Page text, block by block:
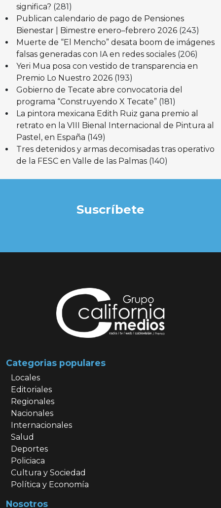
significa? (281)
Publican calendario de pago de Pensiones
Bienestar | Bimestre enero–febrero 2026 (243)
Muerte de “El Mencho” desata boom de imágenes
falsas generadas con IA en redes sociales (206)
Yeri Mua posa con vestido de transparencia en
Premio Lo Nuestro 2026 (193)
Gobierno de Tecate abre convocatoria del
programa “Construyendo X Tecate” (181)
La pintora mexicana Edith Ruiz gana premio al
retrato en la VIII Bienal Internacional de Pintura al
Pastel, en España (149)
Tres detenidos y armas decomisadas tras operativo
de la FESC en Valle de las Palmas (140)
Suscríbete
Categorias populares
Locales
Editoriales
Regionales
Nacionales
Internacionales
Salud
Deportes
Policiaca
Cultura y Sociedad
Política y Economía
Nosotros